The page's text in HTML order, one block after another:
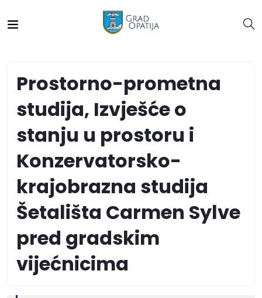
Prostorno-prometna
studija, Izvješće o
stanju u prostoru i
Konzervatorsko-
krajobrazna studija
Šetališta Carmen Sylve
pred gradskim
vijećnicima